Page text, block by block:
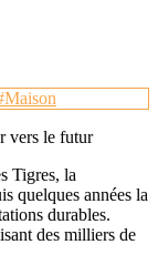
vers le futur
Tigres, la
quelques années la
durables.
des milliers de